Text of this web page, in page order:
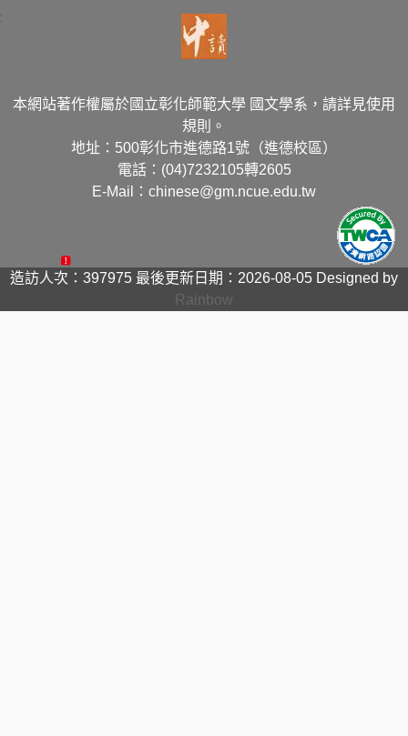
本網站著作權屬於國立彰化師範大學 國文學系，請詳見使用
規則。
地址：500彰化市進德路1號（進德校區）
電話：(04)7232105轉2605
E-Mail：chinese@gm.ncue.edu.tw
造訪人次：397975 最後更新日期：2026-08-05 Designed by
Rainbow